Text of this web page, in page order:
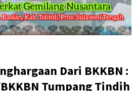
Dari BKKBN :
Tumpang Tindih